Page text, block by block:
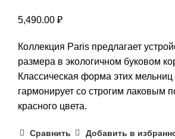
5,490.00 ₽
Коллекция Paris предлагает
размера в экологичном буковом
Классическая форма этих
гармонирует со строгим лаковым
красного цвета.
Сравнить Добавить в